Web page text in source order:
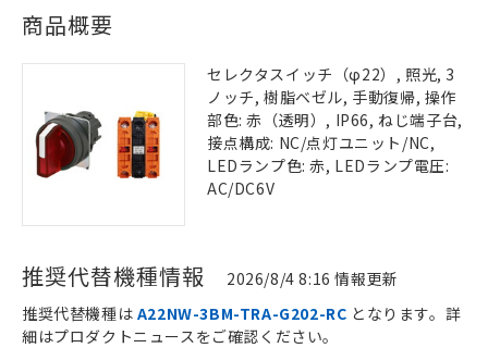
商品概要
セレクタスイッチ（φ22）, 照光, 3
ノッチ, 樹脂ベゼル, 手動復帰, 操作
部色: 赤（透明）, IP66, ねじ端子台,
接点構成: NC/点灯ユニット/NC,
LEDランプ色: 赤, LEDランプ電圧:
AC/DC6V
推奨代替機種情報 2026/8/4 8:16 情報更新
推奨代替機種は A22NW-3BM-TRA-G202-RC となります。詳
細はプロダクトニュースをご確認ください。